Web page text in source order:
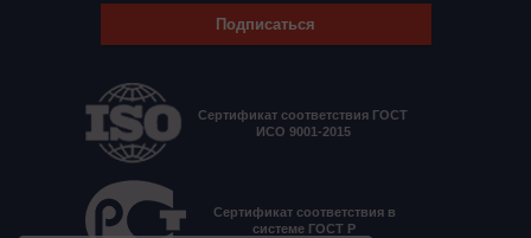
Подписаться
Сертификат соответствия ГОСТ
ИСО 9001-2015
Сертификат соответствия в
системе ГОСТ Р